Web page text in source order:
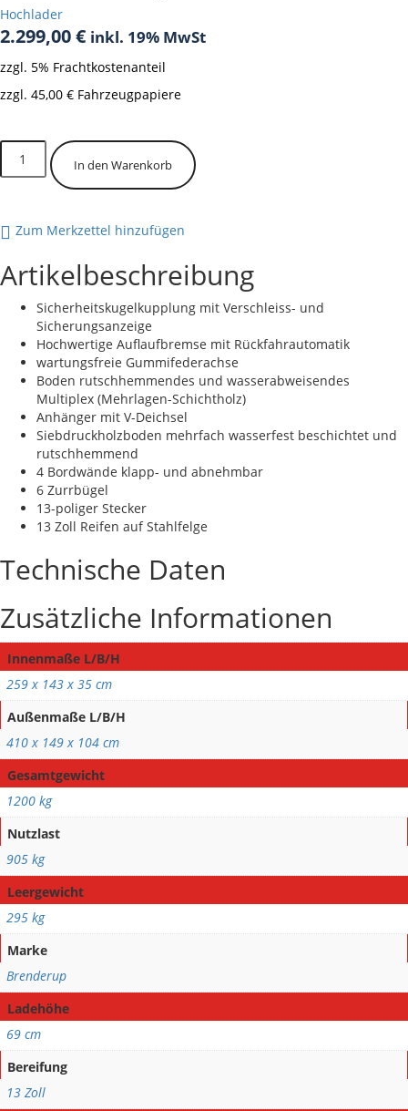
Hochlader
2.299,00€ inkl. 19% MwSt
zzgl. 5% Frachtkostenanteil
zzgl. 45,00 € Fahrzeugpapiere
4260
In den Warenkorb
Zum Merkzettel hinzufügen
Artikelbeschreibung
Sicherheitskugelkupplung mit Verschleiss- und
Sicherungsanzeige
Hochwertige Auflaufbremse mit Rückfahrautomatik
wartungsfreie Gummifederachse
Boden rutschhemmendes und wasserabweisendes
Multiplex (Mehrlagen-Schichtholz)
Anhänger mit V-Deichsel
Siebdruckholzboden mehrfach wasserfest beschichtet und
rutschhemmend
4 Bordwände klapp- und abnehmbar
6 Zurrbügel
13-poliger Stecker
13 Zoll Reifen auf Stahlfelge
Technische Daten
Zusätzliche Informationen
Innenmaße L/B/H
259 x 143 x 35 cm
Außenmaße L/B/H
410 x 149 x 104 cm
Gesamtgewicht
1200 kg
Nutzlast
905 kg
Leergewicht
295 kg
Marke
Brenderup
Ladehöhe
69 cm
Bereifung
13 Zoll